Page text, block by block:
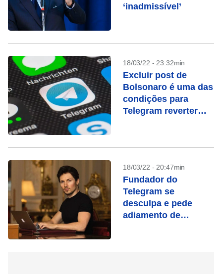
‘inadmissível’
18/03/22 - 23:32min
Excluir post de
Bolsonaro é uma das
condições para
Telegram reverter
18/03/22 - 20:47min
Fundador do
Telegram se
desculpa e pede
adiamento de